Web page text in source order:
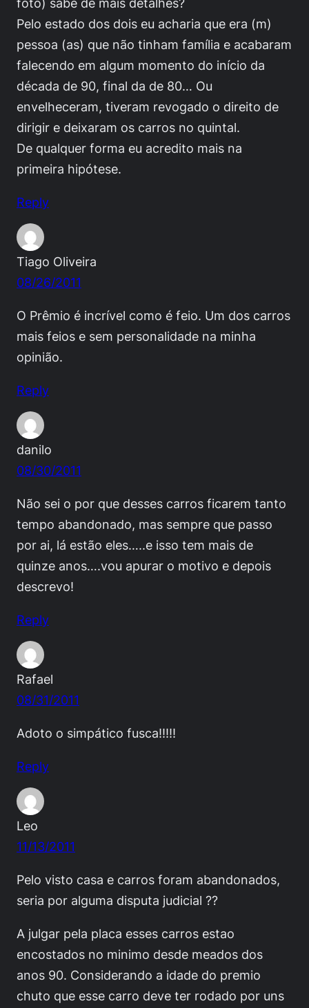
Pelo estado dos dois eu acharia que era (m)
pessoa (as) que não tinham família e acabaram
falecendo em algum momento do início da
década de 90, final da de 80… Ou
envelheceram, tiveram revogado o direito de
dirigir e deixaram os carros no quintal.
De qualquer forma eu acredito mais na
primeira hipótese.
Reply
Tiago Oliveira
08/26/2011
O Prêmio é incrível como é feio. Um dos carros
mais feios e sem personalidade na minha
opinião.
Reply
danilo
08/30/2011
Não sei o por que desses carros ficarem tanto
tempo abandonado, mas sempre que passo
por ai, lá estão eles…..e isso tem mais de
quinze anos….vou apurar o motivo e depois
descrevo!
Reply
Rafael
08/31/2011
Adoto o simpático fusca!!!!!
Reply
Leo
11/13/2011
Pelo visto casa e carros foram abandonados,
seria por alguma disputa judicial ??
A julgar pela placa esses carros estao
encostados no minimo desde meados dos
anos 90. Considerando a idade do premio
chuto que esse carro deve ter rodado por uns